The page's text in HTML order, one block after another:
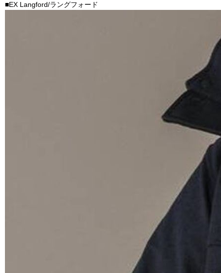
■EX Langford/ラングフォード